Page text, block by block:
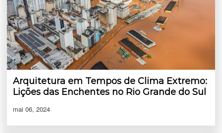
Arquitetura em Tempos de Clima Extremo:
Lições das Enchentes no Rio Grande do Sul
mai 06, 2024